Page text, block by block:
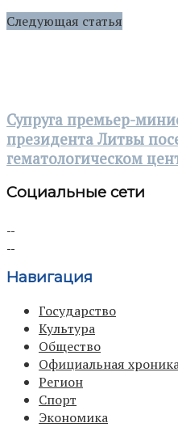
Следующая статья
Супруга премьер-
президента Литвы
гематологическом
Социальные сети
Навигация
Государство
Культура
Общество
Официальная
Регион
Спорт
Экономика